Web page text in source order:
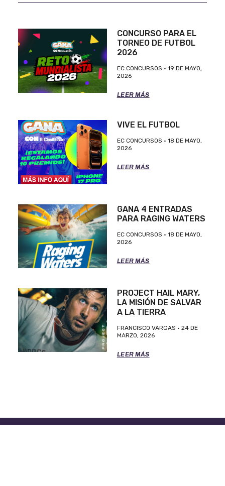
CONCURSO PARA EL
TORNEO DE FUTBOL
2026
EC CONCURSOS
19 DE MAYO,
2026
LEER MÁS
VIVE EL FUTBOL
EC CONCURSOS
18 DE MAYO,
2026
LEER MÁS
GANA 4 ENTRADAS
PARA RAGING WATERS
EC CONCURSOS
18 DE MAYO,
2026
LEER MÁS
PROJECT HAIL MARY,
LA MISIÓN DE SALVAR
A LA TIERRA
FRANCISCO VARGAS
24 DE
MARZO, 2026
LEER MÁS